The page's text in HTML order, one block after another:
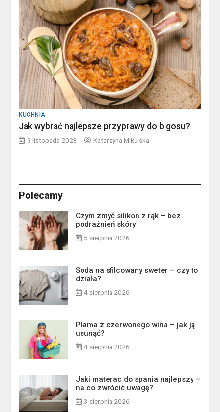
KUCHNIA
Jak wybrać najlepsze przyprawy do bigosu?
9 listopada 2023 Katarzyna Mikulska
Polecamy
Czym zmyć silikon z rąk – bez
podrażnień skóry
5 sierpnia 2026
Soda na sfilcowany sweter – czy to
działa?
4 sierpnia 2026
Plama z czerwonego wina – jak ją
usunąć?
4 sierpnia 2026
Jaki materac do spania najlepszy –
na co zwrócić uwagę?
3 sierpnia 2026